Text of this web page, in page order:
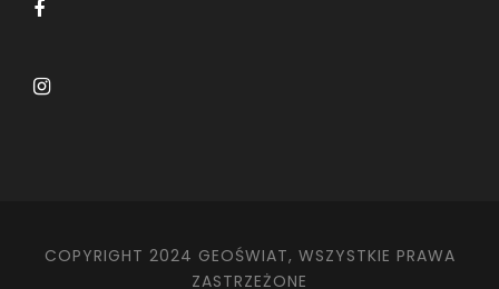
COPYRIGHT 2024 GEOŚWIAT, WSZYSTKIE PRAWA
ZASTRZEŻONE